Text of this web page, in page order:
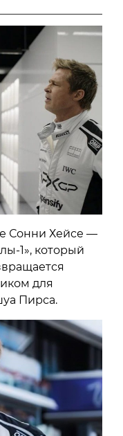
Сонни Хейсе —
1», который
для
Пирса.